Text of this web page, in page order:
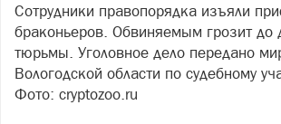
Сотрудники правопорядка изъяли
браконьеров. Обвиняемым грозит до
тюрьмы. Уголовное дело передано
Вологодской области по судебному
Фото: cryptozoo.ru